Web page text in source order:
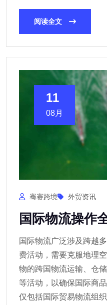
阅读全文
11
08月
骞赛跨境 外贸资讯
国际物流操作
国际物流广泛涉及跨越
费活动，需要克服地理
物的跨国物流运输、仓
等活动，以确保国际商
仅包括国际贸易物流组